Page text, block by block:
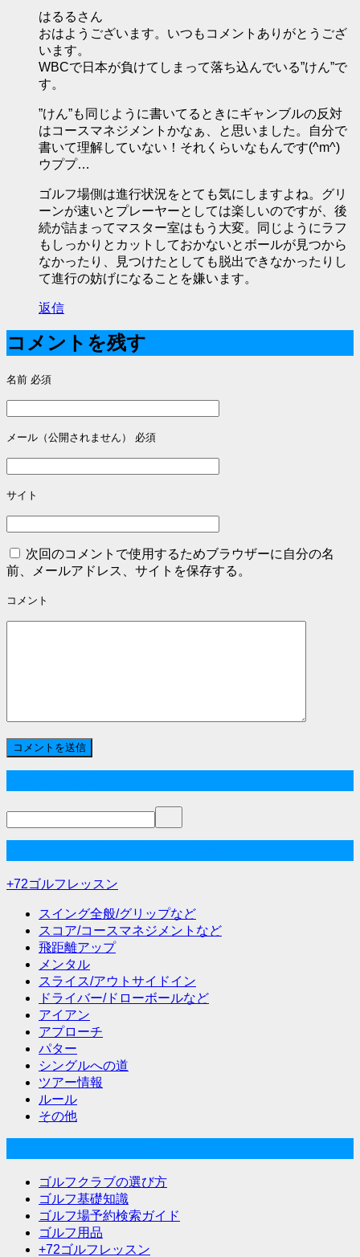
はるるさん
おはようございます。いつもコメントありがとうござ
います。
WBCで日本が負けてしまって落ち込んでいる”けん”で
す。
”けん”も同じように書いてるときにギャンブルの反対
はコースマネジメントかなぁ、と思いました。自分で
書いて理解していない！それくらいなもんです(^m^)
ウププ…
ゴルフ場側は進行状況をとても気にしますよね。グリ
ーンが速いとプレーヤーとしては楽しいのですが、後
続が詰まってマスター室はもう大変。同じようにラフ
もしっかりとカットしておかないとボールが見つから
なかったり、見つけたとしても脱出できなかったりし
て進行の妨げになることを嫌います。
返信
コメントを残す
名前 必須
メール（公開されません） 必須
サイト
次回のコメントで使用するためブラウザーに自分の名
前、メールアドレス、サイトを保存する。
コメント
+72ゴルフレッスン
スイング全般/グリップなど
スコア/コースマネジメントなど
飛距離アップ
メンタル
スライス/アウトサイドイン
ドライバー/ドローボールなど
アイアン
アプローチ
パター
シングルへの道
ツアー情報
ルール
その他
ゴルフクラブの選び方
ゴルフ基礎知識
ゴルフ場予約検索ガイド
ゴルフ用品
+72ゴルフレッスン